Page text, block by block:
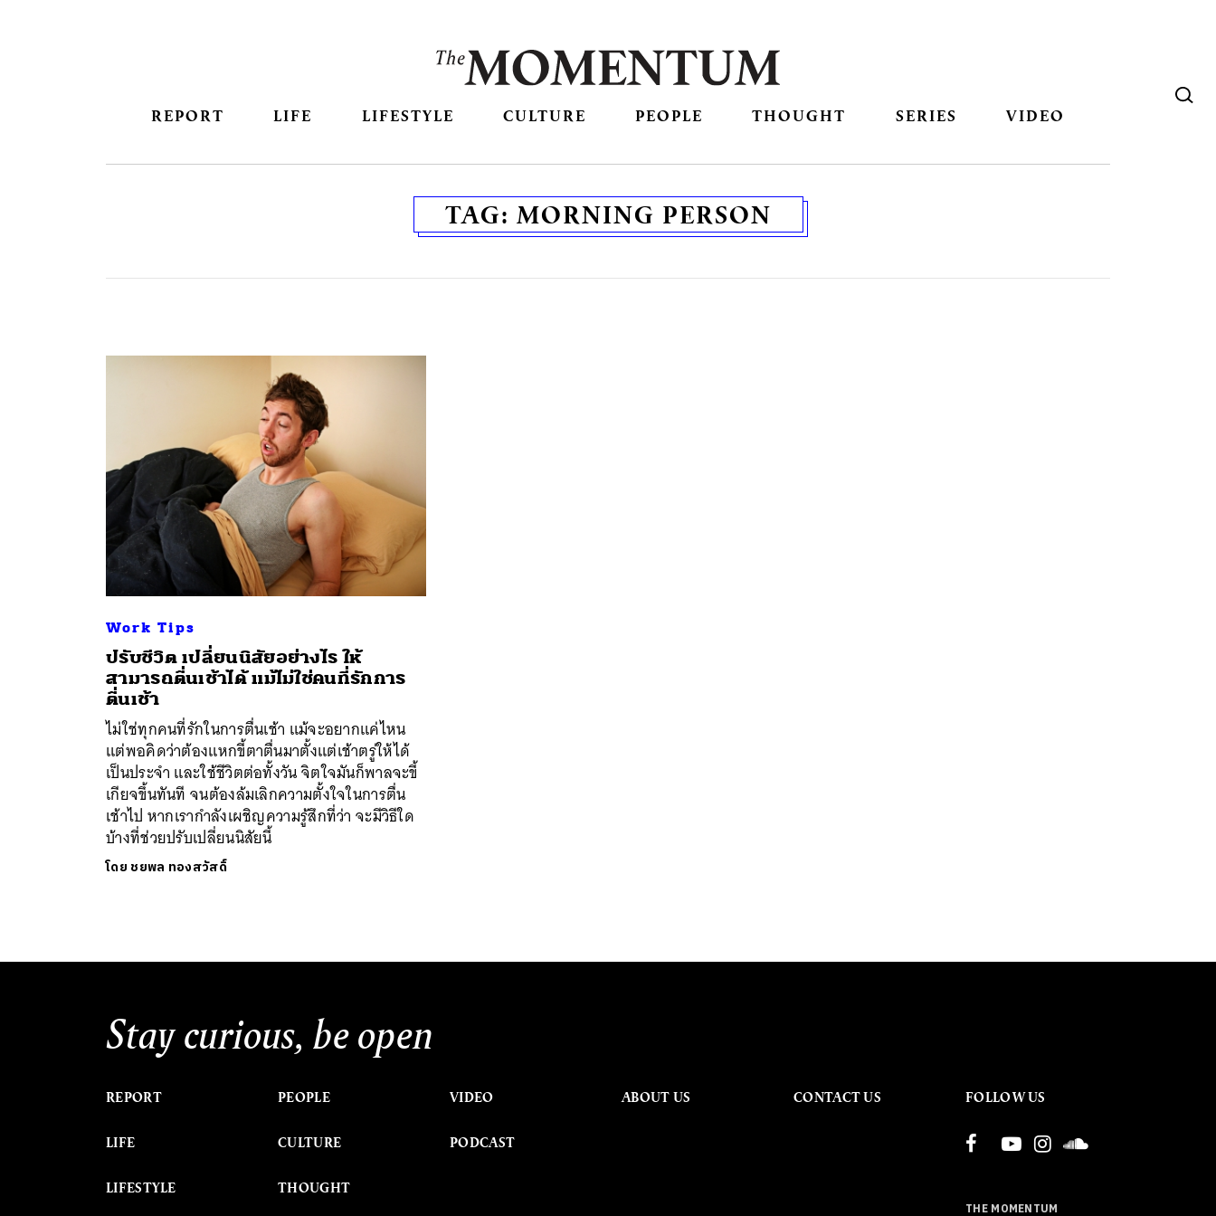
REPORT LIFE LIFESTYLE CULTURE PEOPLE THOUGHT SERIES VIDEO
TAG: MORNING PERSON
Work Tips
ปรับชีวิต เปลี่ยนนิสัยอย่างไร ให้
สามารถตื่นเช้าได้ แม้ไม่ใช่คนที่รักการ
ตื่นเช้า
ไม่ใช่ทุกคนที่รักในการตื่นเช้า แม้จะอยากแค่ไหน
แต่พอคิดว่าต้องแหกขี้ตาตื่นมาตั้งแต่เช้าตรู่ให้ได้
เป็นประจำ และใช้ชีวิตต่อทั้งวัน จิตใจมันก็พาลจะขี้
เกียจขึ้นทันที จนต้องล้มเลิกความตั้งใจในการตื่น
เช้าไป หากเรากำลังเผชิญความรู้สึกที่ว่า จะมีวิธีใด
บ้างที่ช่วยปรับเปลี่ยนนิสัยนี้
โดย ชยพล ทองสวัสดิ์
Stay curious, be open
REPORT
LIFE
LIFESTYLE
PEOPLE
CULTURE
THOUGHT
VIDEO
PODCAST
ABOUT US CONTACT US FOLLOW US
THE MOMENTUM